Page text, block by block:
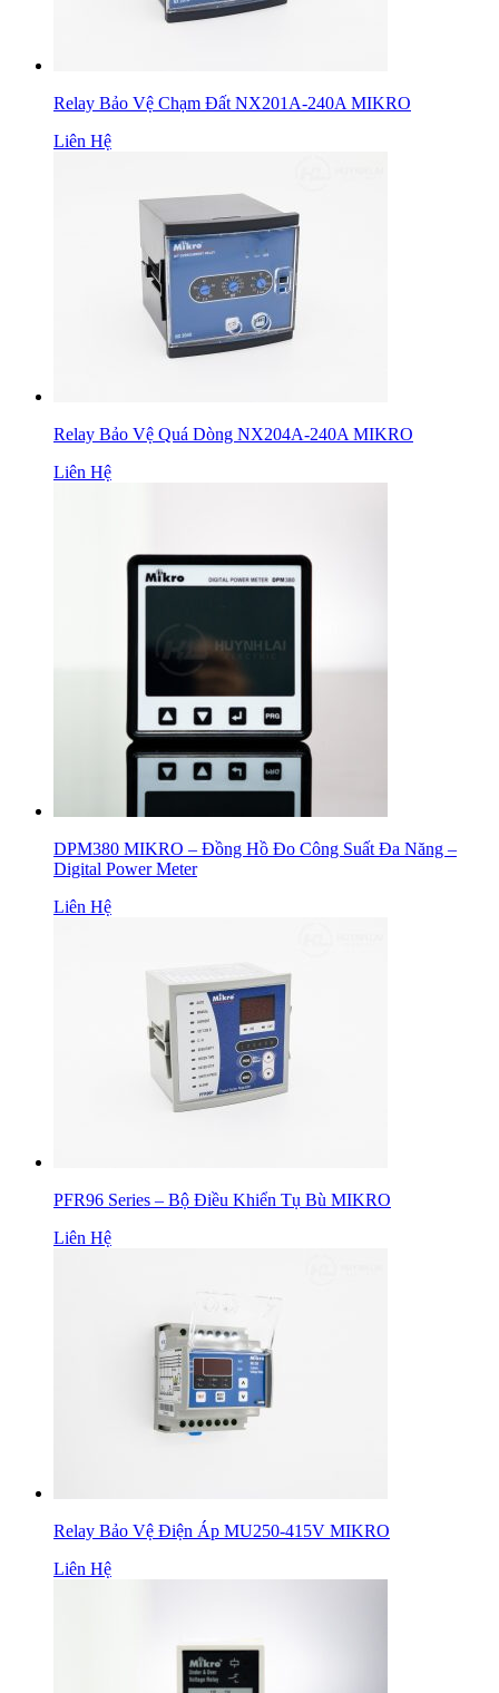
Relay Bảo Vệ Chạm Đất NX201A-240A MIKRO
Liên Hệ
Relay Bảo Vệ Quá Dòng NX204A-240A MIKRO
Liên Hệ
DPM380 MIKRO – Đồng Hồ Đo Công Suất Đa Năng –
Digital Power Meter
Liên Hệ
PFR96 Series – Bộ Điều Khiển Tụ Bù MIKRO
Liên Hệ
Relay Bảo Vệ Điện Áp MU250-415V MIKRO
Liên Hệ